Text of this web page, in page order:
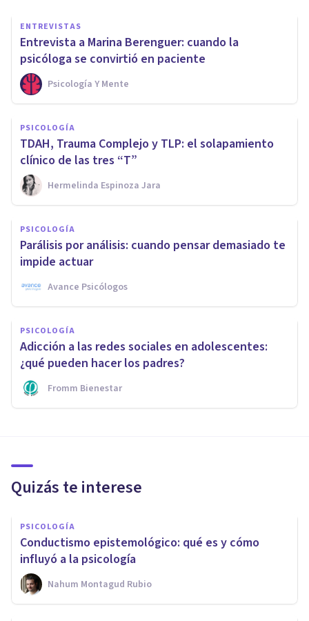
ENTREVISTAS
Entrevista a Marina Berenguer: cuando la
psicóloga se convirtió en paciente
Psicología Y Mente
PSICOLOGÍA
TDAH, Trauma Complejo y TLP: el solapamiento
clínico de las tres “T”
Hermelinda Espinoza Jara
PSICOLOGÍA
Parálisis por análisis: cuando pensar demasiado te
impide actuar
Avance Psicólogos
PSICOLOGÍA
Adicción a las redes sociales en adolescentes:
¿qué pueden hacer los padres?
Fromm Bienestar
Quizás te interese
PSICOLOGÍA
Conductismo epistemológico: qué es y cómo
influyó a la psicología
Nahum Montagud Rubio